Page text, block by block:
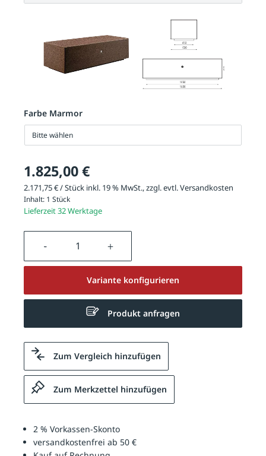
Farbe Marmor
Bitte wählen
1.825,00 €
2.171,75 € / Stück inkl. 19 % MwSt., zzgl. evtl.Versandkosten
Inhalt: 1 Stück
Lieferzeit 32 Werktage
Produkt Anzahl: Gib den
Variante konfigurieren
Produkt anfragen
Zum Vergleich hinzufügen
Zum Merkzettel hinzufügen
2 % Vorkassen-Skonto
versandkostenfrei ab 50 €